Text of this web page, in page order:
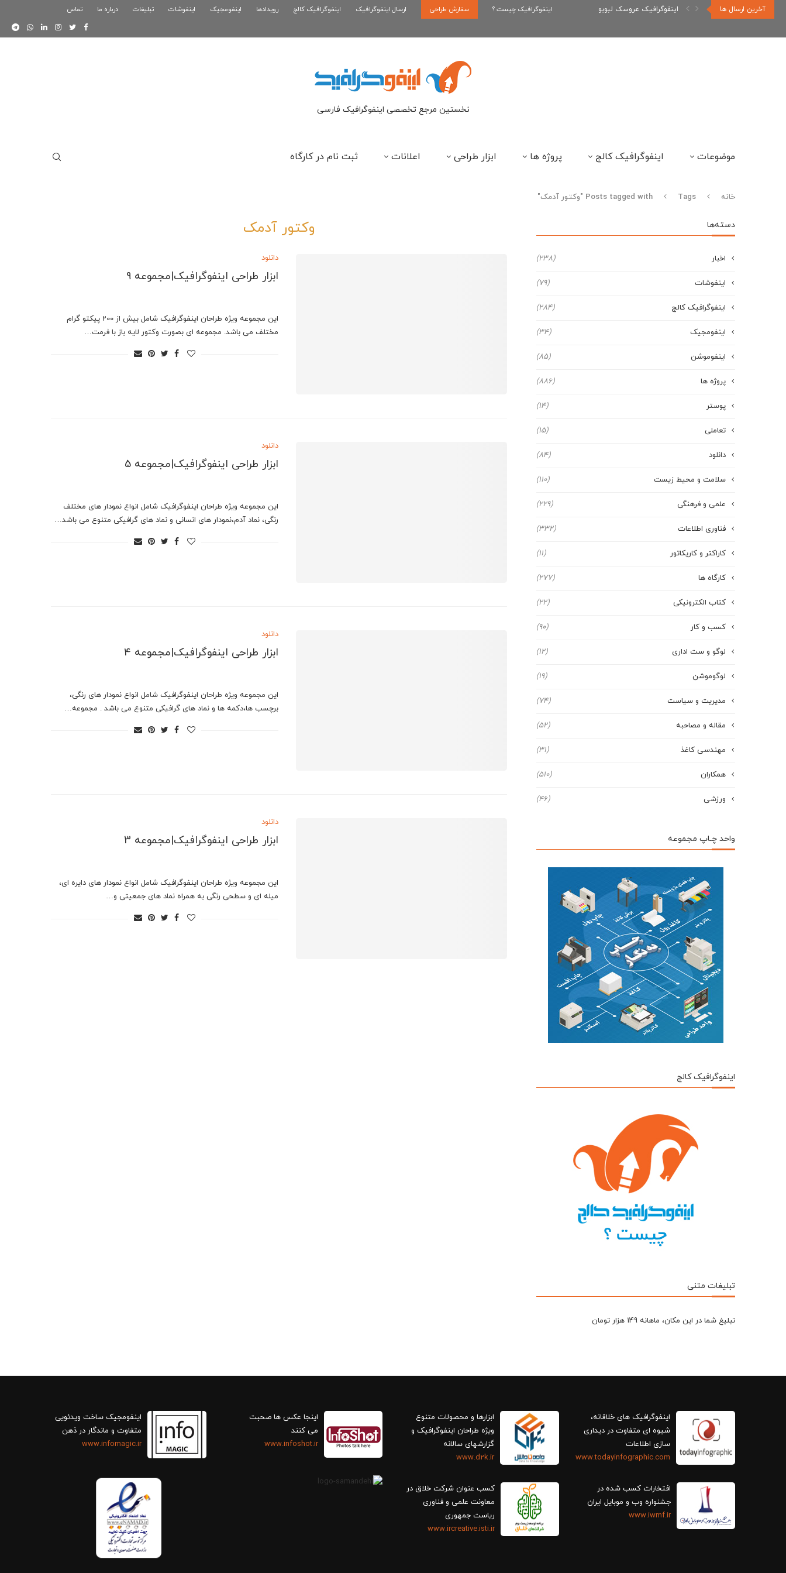
آخرین ارسال ها اینفوگرافیک عروسک لبوبو اینفوگرافیک رپر های فارسی نسل... اینفوگرافیک بازی کلش رویال اینفوگرافیک چیست ؟ سفارش طراحی ارسال اینفوگرافیک اینفوگرافیک کالج رویدادها اینفومجیک اینفوشات تبلیغات درباره ما تماس
نخستین مرجع تخصصی اینفوگرافیک فارسی
موضوعات اینفوگرافیک کالج پروژه ها ابزار طراحی اعلانات ثبت نام در کارگاه
خانه Tags Posts tagged with "وکتور آدمک"
وکتور آدمک
دانلود
ابزار طراحی اینفوگرافیک|مجموعه 9
این مجموعه ویژه طراحان اینفوگرافیک شامل بیش از 200 پیکتو گرام
مختلف می باشد. مجموعه ای بصورت وکتور لایه باز با فرمت…
دانلود
ابزار طراحی اینفوگرافیک|مجموعه 5
این مجموعه ویژه طراحان اینفوگرافیک شامل انواع نمودار های مختلف
رنگی، نماد آدم،نمودار های انسانی و نماد های گرافیکی متنوع می باشد…
دانلود
ابزار طراحی اینفوگرافیک|مجموعه 4
این مجموعه ویژه طراحان اینفوگرافیک شامل انواع نمودار های رنگی،
برچسب ها،دکمه ها و نماد های گرافیکی متنوع می باشد . مجموعه…
دانلود
ابزار طراحی اینفوگرافیک|مجموعه 3
این مجموعه ویژه طراحان اینفوگرافیک شامل انواع نمودار های دایره ای،
میله ای و سطحی رنگی به همراه نماد های جمعیتی و…
دسته‌ها
اخبار (238)
اینفوشات (79)
اینفوگرافیک کالج (284)
اینفومجیک (34)
اینفوموشن (85)
پروژه ها (886)
پوستر (14)
تعاملی (15)
دانلود (84)
سلامت و محیط زیست (110)
علمی و فرهنگی (229)
فناوری اطلاعات (332)
کاراکتر و کاریکاتور (11)
کارگاه ها (277)
کتاب الکترونیکی (22)
کسب و کار (90)
لوگو و ست اداری (12)
لوگوموشن (19)
مدیریت و سیاست (74)
مقاله و مصاحبه (52)
مهندسی کاغذ (31)
همکاران (510)
ورزشی (46)
واحد چـاپ مجموعه
اینفوگرافیک کالج
تبلیغات متنی
تبلیغ شما در این مکان، ماهانه 149 هزار تومان
اینفوگرافیک های خلاقانه،
سازی اطلاعات
www.todayinfographic.com
افتخارات کسب شده در
جشنواره وب و موبایل ایران
www.iwmf.ir
ابزارها و محصولات متنوع
ویژه طراحان اینفوگرافیک و
گزارش‎های سالانه
www.d2k.ir
کسب عنوان شرکت خلاق در
معاونت علمی و فناوری
ریاست جمهوری
www.ircreative.isti.ir
اینجا عکس ها صحبت
می کنند
www.infoshot.ir
اینفومجیک ساخت ویدئویی
متفاوت و ماندگار در ذهن
www.infomagic.ir